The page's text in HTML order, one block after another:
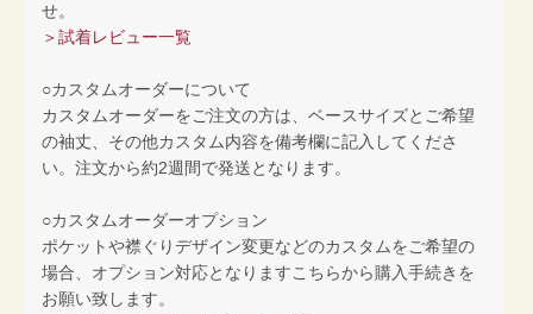
せ。
＞試着レビュー一覧
○カスタムオーダーについて
カスタムオーダーをご注文の方は、ベースサイズとご希望
の袖丈、その他カスタム内容を備考欄に記入してくださ
い。注文から約2週間で発送となります。
○カスタムオーダーオプション
ポケットや襟ぐりデザイン変更などのカスタムをご希望の
場合、オプション対応となりますこちらから購入手続きを
お願い致します。